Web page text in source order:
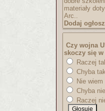
materiały
Arc..
Dodaj
Czy wojna
skoczy się w
Raczej
Chyba tak
Nie wiem
Chyba nie
Raczej